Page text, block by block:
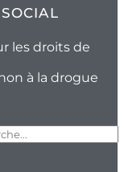
les droits de
à la drogue